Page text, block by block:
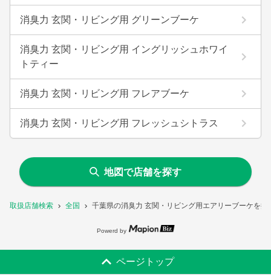
取扱店舗検索 全国 千葉県の消臭力 玄関・リビング用エアリーブーケを扱
消臭力 玄関・リビング用 グリーンブーケ
消臭力 玄関・リビング用 イングリッシュホワイ
トティー
消臭力 玄関・リビング用 フレアブーケ
消臭力 玄関・リビング用 フレッシュシトラス
地図で店舗を探す
Powerd by
ページトップ